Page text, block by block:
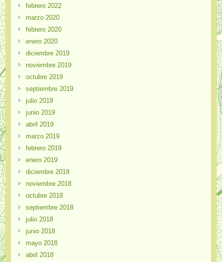
febrero 2022
marzo 2020
febrero 2020
enero 2020
diciembre 2019
noviembre 2019
octubre 2019
septiembre 2019
julio 2019
junio 2019
abril 2019
marzo 2019
febrero 2019
enero 2019
diciembre 2018
noviembre 2018
octubre 2018
septiembre 2018
julio 2018
junio 2018
mayo 2018
abril 2018